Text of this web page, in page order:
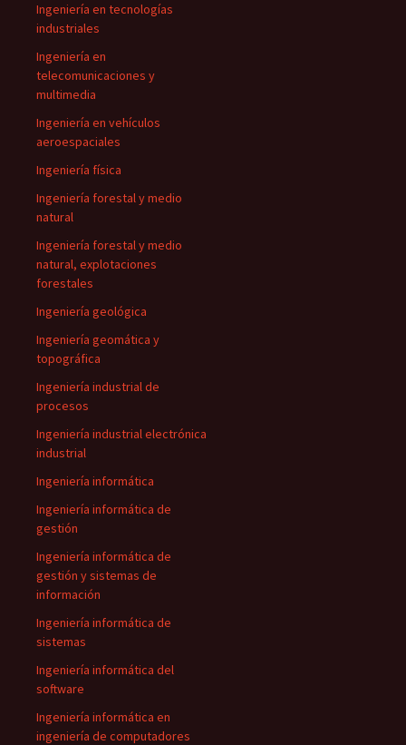
Ingeniería en tecnologías
industriales
Ingeniería en
telecomunicaciones y
multimedia
Ingeniería en vehículos
aeroespaciales
Ingeniería física
Ingeniería forestal y medio
natural
Ingeniería forestal y medio
natural, explotaciones
forestales
Ingeniería geológica
Ingeniería geomática y
topográfica
Ingeniería industrial de
procesos
Ingeniería industrial electrónica
industrial
Ingeniería informática
Ingeniería informática de
gestión
Ingeniería informática de
gestión y sistemas de
información
Ingeniería informática de
sistemas
Ingeniería informática del
software
Ingeniería informática en
ingeniería de computadores